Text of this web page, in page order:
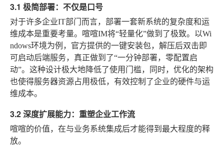
3.1 极简部署：不仅是口号
对于许多企业IT部门而言，部署一套新系统的复杂度和运
维成本是重要考量。喧喧IM将“轻量化”做到了极致。以Wi
ndows环境为例，官方提供的一键安装包，解压后双击即
可启动后端服务，真正做到了“一分钟部署，零配置启
动”。这种设计极大地降低了使用门槛，同时，优化的架构
也使得服务器资源占用极低，有效控制了企业的硬件与运
维成本。
3.2 深度扩展能力：重塑企业工作流
喧喧的价值，在与业务系统集成后才能得到最大程度的释
放。